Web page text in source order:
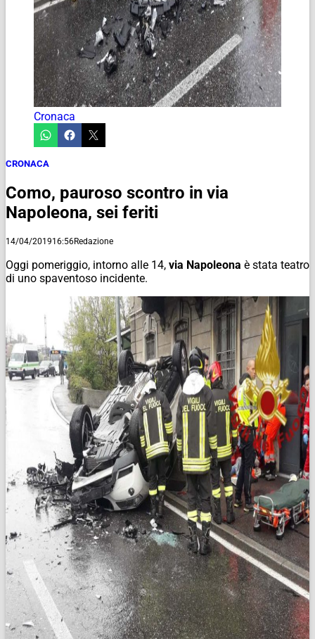
Cronaca
CRONACA
Como, pauroso scontro in via
Napoleona, sei feriti
14/04/201916:56Redazione
Oggi pomeriggio, intorno alle 14, via Napoleona è stata teatro
di uno spaventoso incidente.